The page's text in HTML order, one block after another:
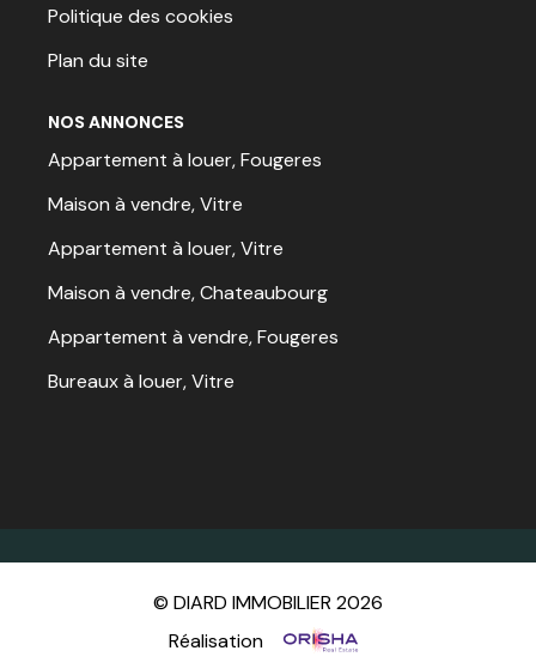
Politique des cookies
Plan du site
NOS ANNONCES
Appartement à louer, Fougeres
Maison à vendre, Vitre
Appartement à louer, Vitre
Maison à vendre, Chateaubourg
Appartement à vendre, Fougeres
Bureaux à louer, Vitre
© DIARD IMMOBILIER 2026
Réalisation